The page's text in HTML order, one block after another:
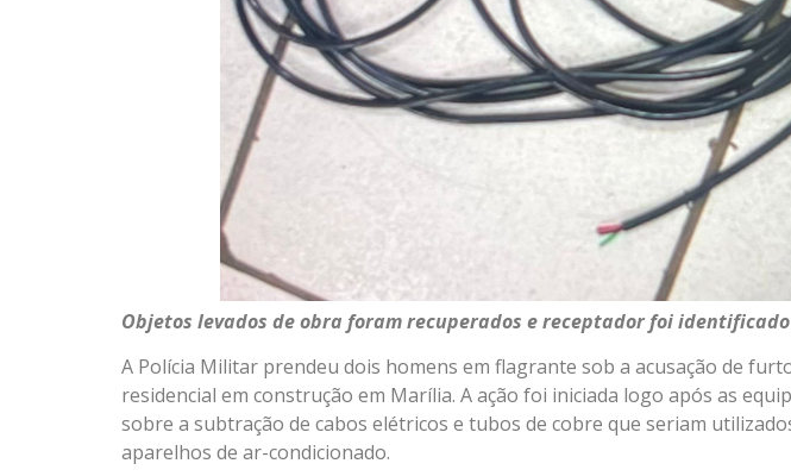
Objetos levados de obra foram recuperados e receptador foi
A Polícia Militar prendeu dois homens em flagrante sob a acusação de
residencial em construção em Marília. A ação foi iniciada logo após as
sobre a subtração de cabos elétricos e tubos de cobre que seriam
aparelhos de ar-condicionado.